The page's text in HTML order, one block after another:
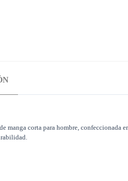
manga corta para hombre,